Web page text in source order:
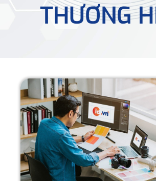
THƯƠNG